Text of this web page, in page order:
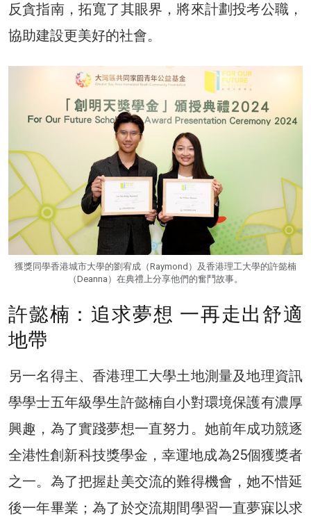
反貪指南，拓寬了其眼界，將來計劃投考公職，
協助建設更美好的社會。
獲獎同學香港城市大學的劉宥成（Raymond）及香港理工大學的許懿楠
（Deanna）在典禮上分享他們的奮鬥故事。
許懿楠：追求夢想 一再走出舒適
地帶
另一名得主、香港理工大學土地測量及地理資訊
學學士五年級學生許懿楠自小對環境保護有濃厚
興趣，為了實踐夢想一直努力。她前年成功競逐
全港性創新科技獎學金，幸運地成為25個獲獎者
之一。為了把握赴美交流的難得機會，她不惜延
後一年畢業；為了於交流期間學習一直夢寐以求